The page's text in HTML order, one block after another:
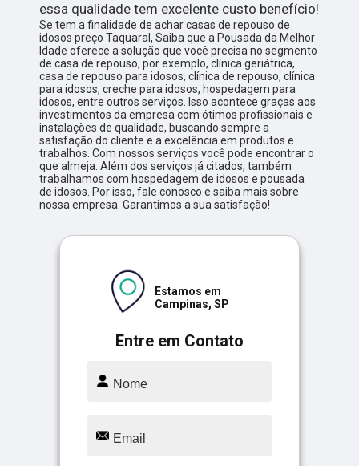
essa qualidade tem excelente custo benefício!
Se tem a finalidade de achar casas de repouso de
idosos preço Taquaral, Saiba que a Pousada da Melhor
Idade oferece a solução que você precisa no segmento
de casa de repouso, por exemplo, clínica geriátrica,
casa de repouso para idosos, clínica de repouso, clínica
para idosos, creche para idosos, hospedagem para
idosos, entre outros serviços. Isso acontece graças aos
investimentos da empresa com ótimos profissionais e
instalações de qualidade, buscando sempre a
satisfação do cliente e a excelência em produtos e
trabalhos. Com nossos serviços você pode encontrar o
que almeja. Além dos serviços já citados, também
trabalhamos com hospedagem de idosos e pousada
de idosos. Por isso, fale conosco e saiba mais sobre
nossa empresa. Garantimos a sua satisfação!
Entre em Contato
Estamos em
Campinas, SP